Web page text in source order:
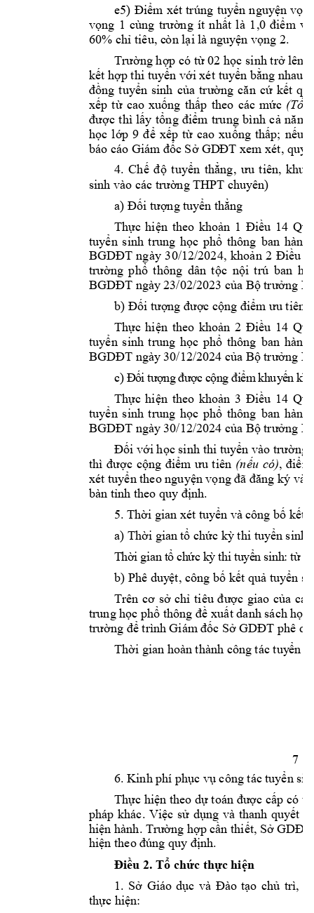
e5) Điểm xét trúng tuyển nguyện
vọng 1 cùng trường ít nhất là 1,0 điểm
60% chỉ tiêu, còn lại là nguyện vọng 2.
Trường hợp có từ 02 học sinh trở lên
kết hợp thi tuyển với xét tuyển bằng nhau
đồng tuyển sinh của trường căn cứ kết
xếp từ cao xuống thấp theo các mức (Tố
được thì lấy tổng điểm trung bình cả năm
học lớp 9 để xếp từ cao xuống thấp; nếu
báo cáo Giám đốc Sở GDĐT xem xét,
4. Chế độ tuyển thẳng, ưu tiên,
sinh vào các trường THPT chuyên)
a) Đối tượng tuyển thẳng
Thực hiện theo khoản 1 Điều 14
tuyển sinh trung học phổ thông ban hành
BGDĐT ngày 30/12/2024, khoản 2 Điều
trường phổ thông dân tộc nội trú ban
BGDĐT ngày 23/02/2023 của Bộ trưởng
b) Đối tượng được cộng điểm ưu tiên
Thực hiện theo khoản 2 Điều 14
tuyển sinh trung học phổ thông ban hành
BGDĐT ngày 30/12/2024 của Bộ trưởng
c) Đối tượngđược cộng điểmkhuyến khí
Thực hiện theo khoản 3 Điều 14
tuyển sinh trung học phổ thông ban hành
BGDĐT ngày 30/12/2024 của Bộ trưởng
Đối với học sinh thi tuyển vào trường
thì được cộng điểm ưu tiên (nếu có),
xét tuyển theo nguyện vọng đã đăng ký
bàn tỉnh theo quy định.
5. Thời gian xét tuyển và công bố kết
a) Thời gian tổ chức kỳ thi tuyển sinh
Thời gian tổ chức kỳ thi tuyển sinh: từ n
b) Phê duyệt, công bố kết quả tuyển
Trên cơ sở chỉ tiêu được giao của
trung học phổ thông đề xuất danh sách
trường để trình Giám đốc Sở GDĐT phê
Thời gian hoàn thành công tác tuyển
7
6. Kinh phí phục vụ công tác tuyển
Thực hiện theo dự toán được cấp có th
pháp khác. Việc sử dụng và thanh quyết
hiện hành. Trường hợp cần thiết, Sở GDĐT
hiện theo đúng quy định.
Điều 2. Tổ chức thực hiện
1. Sở Giáo dục và Đào tạo chủ trì,
thực hiện: